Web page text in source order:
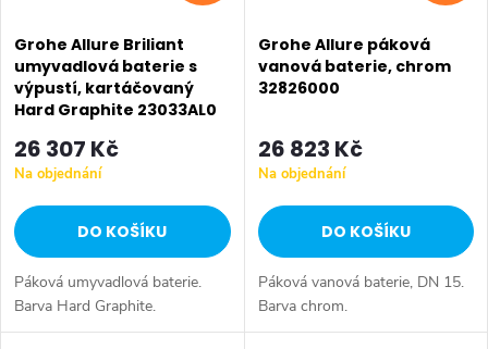
p
r
o
d
u
k
t
p
r
o
d
u
k
Grohe Allure Briliant
umyvadlová baterie s
výpustí, kartáčovaný
Hard Graphite 23033AL0
26 307 Kč
Na objednání
DO KOŠÍKU
Páková umyvadlová baterie.
Barva Hard Graphite.
Grohe Allure páková
vanová baterie, chrom
32826000
26 823 Kč
Na objednání
DO KOŠÍKU
Páková vanová baterie, DN 15.
Barva chrom.